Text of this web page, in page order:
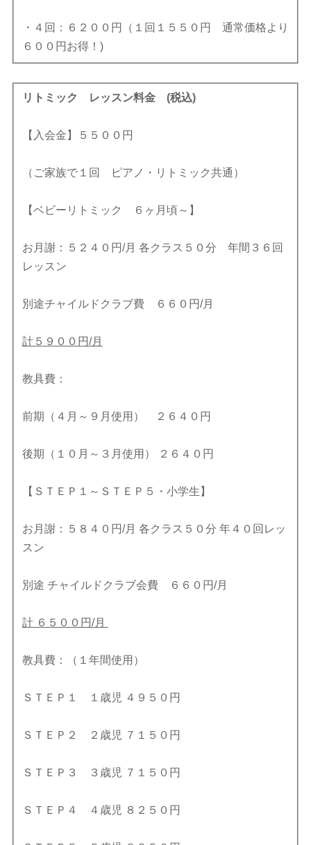
・４回：６２００円（１回１５５０円 通常価格より
６００円お得！)
リトミック レッスン料金 (税込)
【入会金】５５００円
（ご家族で１回 ピアノ・リトミック共通）
【ベビーリトミック ６ヶ月頃～】
お月謝：５２４０円/月 各クラス５０分 年間３６回
レッスン
別途チャイルドクラブ費 ６６０円/月
計５９００円/月
教具費：
前期（４月～９月使用） ２６４０円
後期（１０月～３月使用） ２６４０円
【ＳＴＥＰ１～ＳＴＥＰ５・小学生】
お月謝：５８４０円/月 各クラス５０分 年４０回レッ
スン
別途 チャイルドクラブ会費 ６６０円/月
計 ６５００円/月
教具費：（１年間使用）
ＳＴＥＰ１ １歳児 ４９５０円
ＳＴＥＰ２ ２歳児 ７１５０円
ＳＴＥＰ３ ３歳児 ７１５０円
ＳＴＥＰ４ ４歳児 ８２５０円